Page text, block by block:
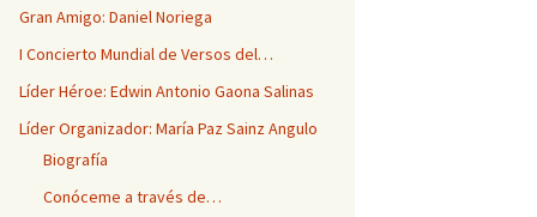
Gran Amigo: Daniel Noriega
I Concierto Mundial de Versos del…
Líder Héroe: Edwin Antonio Gaona Salinas
Líder Organizador: María Paz Sainz Angulo
Biografía
Conóceme a través de…